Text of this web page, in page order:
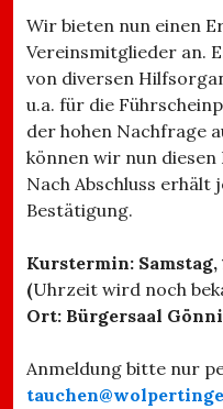
Wir bieten nun einen
Vereinsmitglieder an.
von diversen
u.a. für die
der hohen Nachfrage
können wir nun
Nach Abschluss erhält
Bestätigung.
Kurstermin:
(Uhrzeit wird noch
Ort: Bürgersaal
Anmeldung bitte nur